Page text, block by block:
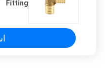
Fitting